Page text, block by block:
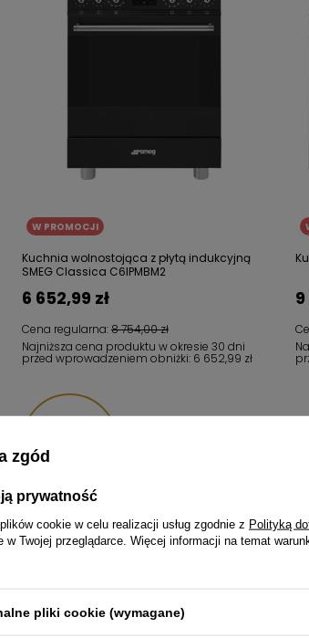
W PROMOCJI
Kuchnia wolnostojąca z płytą indukcyjną
SMEG Classica C6IPMBM2
Cena regularna:8 754,00 zł
6 652,99 zł
Najniższa cena produktu w okresie 30 dni
przed wprowadzeniem obniżki: 6 652,99 zł
1 681,01 zł
zgód
prywatność
cookie w celu realizacji usług zgodnie z Polityką
w Twojej przeglądarce. Więcej informacji na temat
pliki cookie (wymagane)